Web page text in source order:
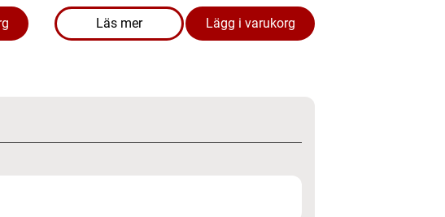
& Coat Cat
Läs mer
om produkten Hundgodis - Hypoallergenic Turkey Treats
Lägg i varukorg